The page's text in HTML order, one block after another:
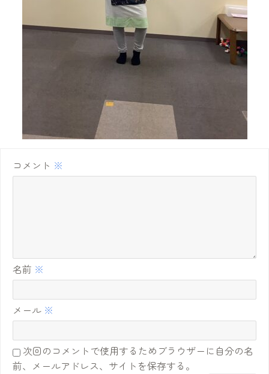
コメント ※
名前 ※
メール ※
次回のコメントで使用するためブラウザーに自分の名
前、メールアドレス、サイトを保存する。